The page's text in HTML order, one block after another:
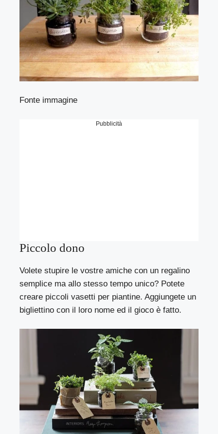
Fonte immagine
Pubblicità
Piccolo dono
Volete stupire le vostre amiche con un regalino
semplice ma allo stesso tempo unico? Potete
creare piccoli vasetti per piantine. Aggiungete un
bigliettino con il loro nome ed il gioco è fatto.